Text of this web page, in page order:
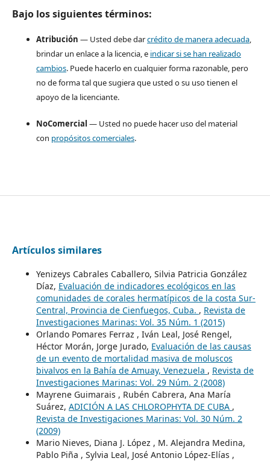
Bajo los siguientes términos:
Atribución — Usted debe darcrédito de manera adecuada,
brindar un enlace a la licencia, e indicar si se han realizado
cambios. Puede hacerlo en cualquier forma razonable, pero
no de forma tal que sugiera que usted o su uso tienen el
apoyo de la licenciante.
NoComercial — Usted no puede hacer uso del material
con propósitos comerciales.
Artículos similares
Yenizeys Cabrales Caballero, Silvia Patricia González
Díaz, Evaluación de indicadores ecológicos en las
comunidades de corales hermatípicos de la costa Sur-
Central, Provincia de Cienfuegos, Cuba. , Revista de
Investigaciones Marinas: Vol. 35 Núm. 1 (2015)
Orlando Pomares Ferraz , Iván Leal, José Rengel,
Héctor Morán, Jorge Jurado, Evaluación de las causas
de un evento de mortalidad masiva de moluscos
bivalvos en la Bahía de Amuay, Venezuela , Revista de
Investigaciones Marinas: Vol. 29 Núm. 2 (2008)
Mayrene Guimarais , Rubén Cabrera, Ana María
Suárez, ADICIÓN A LAS CHLOROPHYTA DE CUBA ,
Revista de Investigaciones Marinas: Vol. 30 Núm. 2
(2009)
Mario Nieves, Diana J. López , M. Alejandra Medina,
Pablo Piña , Sylvia Leal, José Antonio López-Elías ,